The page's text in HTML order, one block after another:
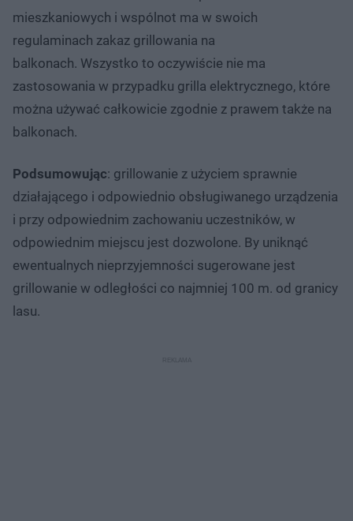
mieszkaniowych i wspólnot ma w swoich
regulaminach zakaz grillowania na
balkonach. Wszystko to oczywiście nie ma
zastosowania w przypadku grilla elektrycznego, które
można używać całkowicie zgodnie z prawem także na
balkonach.
Podsumowując: grillowanie z użyciem sprawnie
działającego i odpowiednio obsługiwanego urządzenia
i przy odpowiednim zachowaniu uczestników, w
odpowiednim miejscu jest dozwolone. By uniknąć
ewentualnych nieprzyjemności sugerowane jest
grillowanie w odległości co najmniej 100 m. od granicy
lasu.